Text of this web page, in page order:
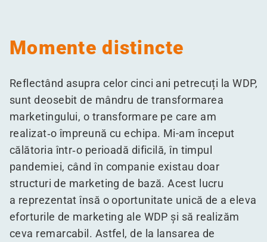
Momente distincte
Reflectând asupra celor cinci ani petrecuți la WDP,
sunt deosebit de mândru de transformarea
marketingului, o transformare pe care am
realizat‑o împreună cu echipa. Mi-am început
călătoria într‑o perioadă dificilă, în timpul
pandemiei, când în companie existau doar
structuri de marketing de bază. Acest lucru
a reprezentat însă o oportunitate unică de a eleva
eforturile de marketing ale WDP și să realizăm
ceva remarcabil. Astfel, de la lansarea de